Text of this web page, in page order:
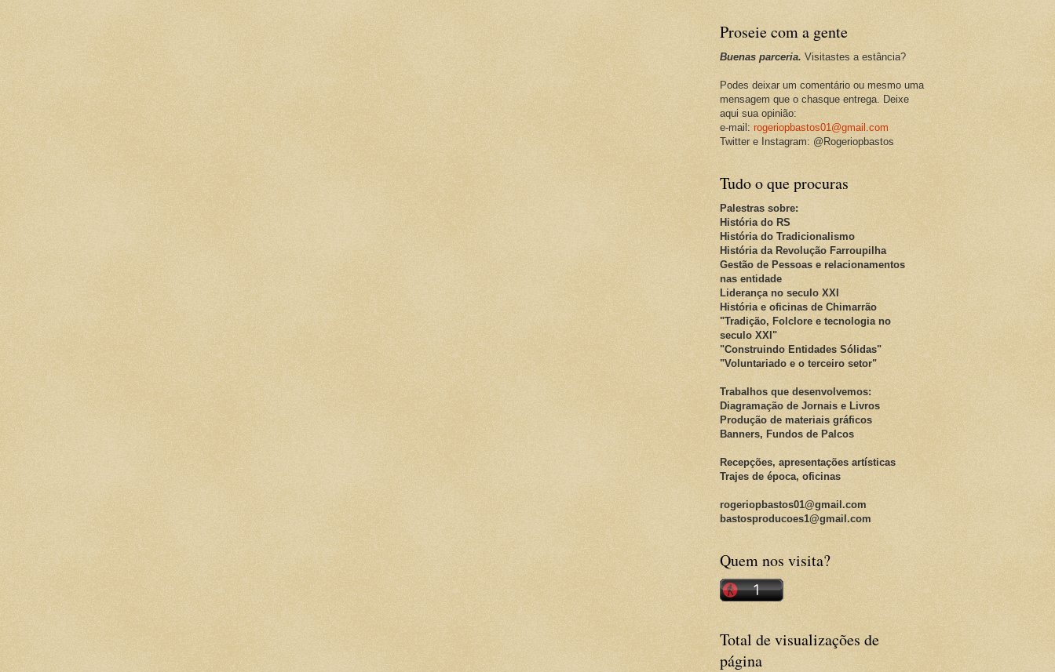
Proseie com a gente
Buenas parceria. Visitastes a estância?
Podes deixar um comentário ou mesmo uma
mensagem que o chasque entrega. Deixe
aqui sua opinião:
e-mail: rogeriopbastos01@gmail.com
Twitter e Instagram: @Rogeriopbastos
Tudo o que procuras
Palestras sobre:
História do RS
História do Tradicionalismo
História da Revolução Farroupilha
Gestão de Pessoas e relacionamentos
nas entidade
Liderança no seculo XXI
História e oficinas de Chimarrão
"Tradição, Folclore e tecnologia no
seculo XXI"
"Construindo Entidades Sólidas"
"Voluntariado e o terceiro setor"
Trabalhos que desenvolvemos:
Diagramação de Jornais e Livros
Produção de materiais gráficos
Banners, Fundos de Palcos
Recepções, apresentações artísticas
Trajes de época, oficinas
rogeriopbastos01@gmail.com
bastosproducoes1@gmail.com
Quem nos visita?
Total de visualizações de
página